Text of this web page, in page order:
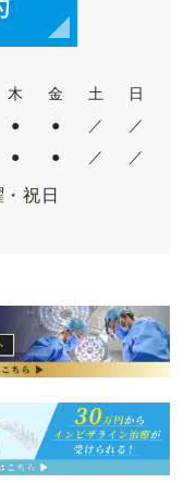
木 金 土
日
● ● ／
／
● ● ／ ／
祝日